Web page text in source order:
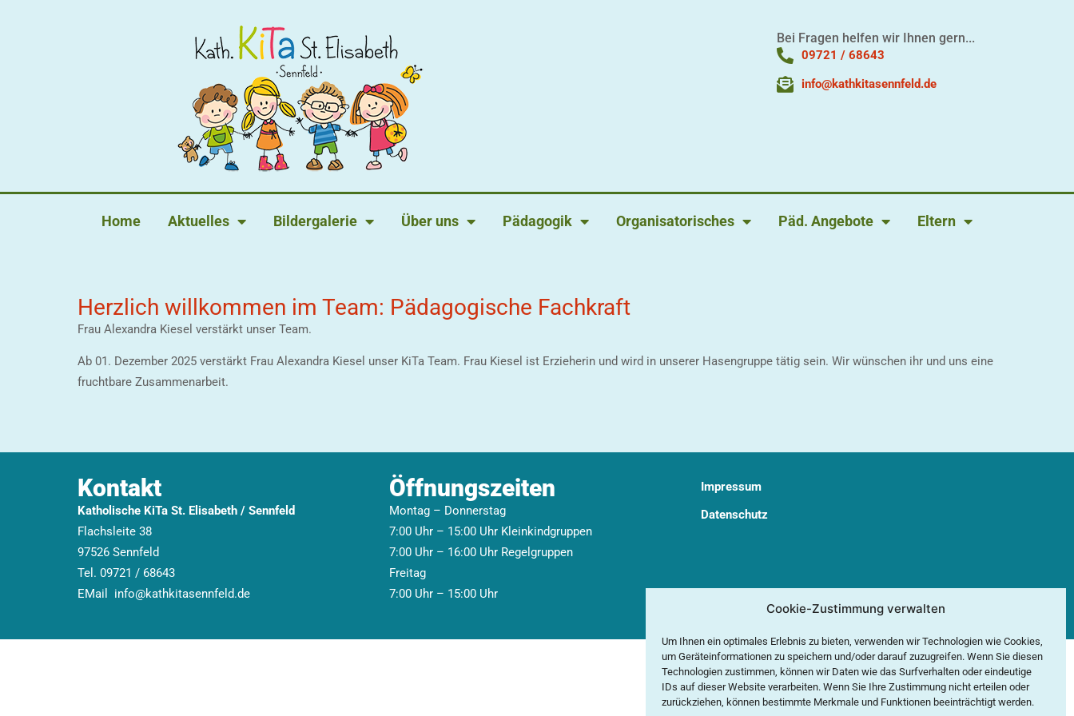
Cookie-Zustimmung verwalten
Um Ihnen ein optimales Erlebnis zu bieten, verwenden wir Technologien wie Cookies,
um Geräteinformationen zu speichern und/oder darauf zuzugreifen. Wenn Sie diesen
Technologien zustimmen, können wir Daten wie das Surfverhalten oder eindeutige
IDs auf dieser Website verarbeiten. Wenn Sie Ihre Zustimmung nicht erteilen oder
zurückziehen, können bestimmte Merkmale und Funktionen beeinträchtigt werden.
Bei Fragen helfen wir Ihnen gern...
09721 / 68643
info@kathkitasennfeld.de
Home Aktuelles Bildergalerie Über uns Pädagogik Organisatorisches Päd. Angebote Eltern
Herzlich willkommen im Team: Pädagogische Fachkraft
Frau Alexandra Kiesel verstärkt unser Team.
Ab 01. Dezember 2025 verstärkt Frau Alexandra Kiesel unser KiTa Team. Frau Kiesel ist Erzieherin und wird in unserer Hasengruppe tätig sein. Wir wünschen ihr und uns eine
fruchtbare Zusammenarbeit.
Kontakt
Katholische KiTa St. Elisabeth / Sennfeld
Flachsleite 38
97526 Sennfeld
Tel. 09721 / 68643
EMail info@kathkitasennfeld.de
Öffnungszeiten
Montag – Donnerstag
7:00 Uhr – 15:00 Uhr Kleinkindgruppen
7:00 Uhr – 16:00 Uhr Regelgruppen
Freitag
7:00 Uhr – 15:00 Uhr
Impressum
Datenschutz